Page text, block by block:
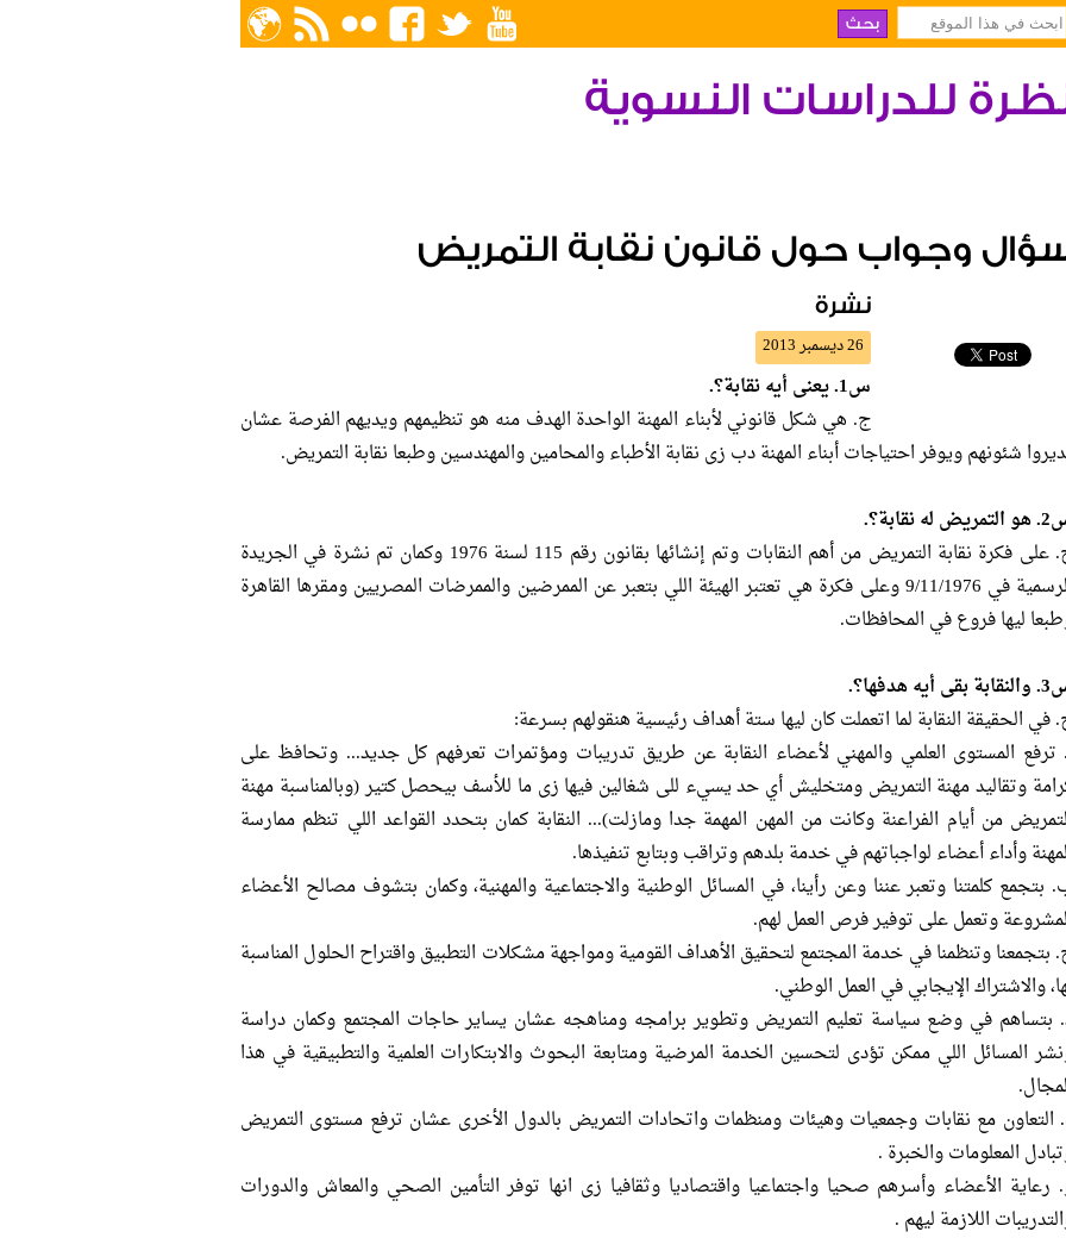
للدراسات النسوية
وجواب حول قانون نقابة التمريض
نشرة
26 ديسمبر 2013
س1. يعنى أيه نقابة؟.
ج. هي شكل قانوني لأبناء المهنة الواحدة الهدف منه هو تنظيمهم ويديهم الفرصة عشان
شئونهم ويوفر احتياجات أبناء المهنة دب زى نقابة الأطباء والمحامين والمهندسين وطبعا نقابة التمريض.
له نقابة؟.
ج. على فكرة نقابة التمريض من أهم النقابات وتم إنشائها بقانون رقم 115 لسنة 1976 وكمان تم نشرة في الجريدة
الرسمية في 9/11/1976 وعلى فكرة هي تعتبر الهيئة اللي بتعبر عن الممرضين والممرضات المصريين ومقرها القاهرة
ليها فروع في المحافظات.
أيه هدفها؟.
في الحقيقة النقابة لما اتعملت كان ليها ستة أهداف رئيسية هنقولهم بسرعة:
ترفع المستوى العلمي والمهني لأعضاء النقابة عن طريق تدريبات ومؤتمرات تعرفهم كل جديد... وتحافظ على
وتقاليد مهنة التمريض ومتخليش أي حد يسيء للى شغالين فيها زى ما للأسف بيحصل كتير (وبالمناسبة مهنة
من أيام الفراعنة وكانت من المهن المهمة جدا ومازلت)... النقابة كمان بتحدد القواعد اللي تنظم ممارسة
وأداء أعضاء لواجباتهم في خدمة بلدهم وتراقب وبتابع تنفيذها.
بتجمع كلمتنا وتعبر عننا وعن رأينا، في المسائل الوطنية والاجتماعية والمهنية، وكمان بتشوف مصالح الأعضاء
وتعمل على توفير فرص العمل لهم.
بتجمعنا وتنظمنا في خدمة المجتمع لتحقيق الأهداف القومية ومواجهة مشكلات التطبيق واقتراح الحلول المناسبة
والاشتراك الإيجابي في العمل الوطني.
بتساهم في وضع سياسة تعليم التمريض وتطوير برامجه ومناهجه عشان يساير حاجات المجتمع وكمان دراسة
المسائل اللي ممكن تؤدى لتحسين الخدمة المرضية ومتابعة البحوث والابتكارات العلمية والتطبيقية في هذا
التعاون مع نقابات وجمعيات وهيئات ومنظمات واتحادات التمريض بالدول الأخرى عشان ترفع مستوى التمريض
المعلومات والخبرة .
رعاية الأعضاء وأسرهم صحيا واجتماعيا واقتصاديا وثقافيا زى انها توفر التأمين الصحي والمعاش والدورات
اللازمة ليهم .